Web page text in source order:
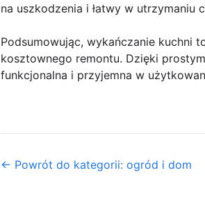
na uszkodzenia i łatwy w utrzymaniu
Podsumowując, wykańczanie kuchni
kosztownego remontu. Dzięki
funkcjonalna i przyjemna w
← Powrót do kategorii: ogród i dom